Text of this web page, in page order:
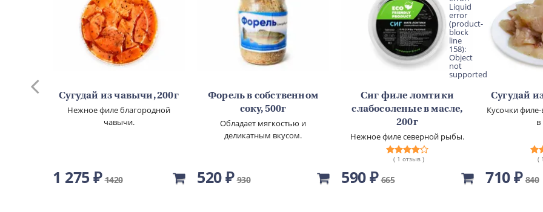
Сугудай из чавычи, 200г
Нежное филе благородной
чавычи.
1 275 ₽ 1420
Форель в собственном
соку, 500г
Обладает мягкостью и
деликатным вкусом.
520 ₽ 930
Liquid
error
(product-
block
line
158):
Object
not
supported
Сиг филе ломтики
слабосоленые в масле,
200г
Нежное филе северной рыбы.
( 1 отзыв )
590 ₽ 665
Сугудай
Кусочки
в
(
710 ₽ 840